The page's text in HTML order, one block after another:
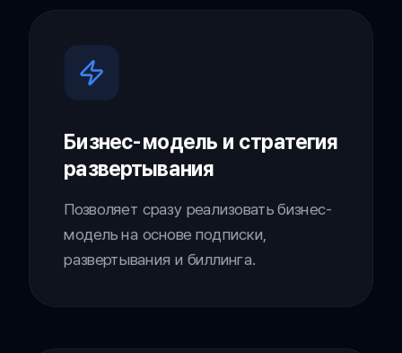
Бизнес-модель и стратегия
развертывания
Позволяет сразу реализовать бизнес-
модель на основе подписки,
развертывания и биллинга.